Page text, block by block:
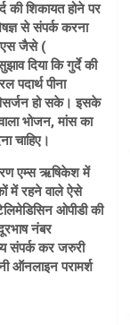
शिकायत होने पर
से संपर्क करना
जैसे (
दिया कि गुर्दे की
पदार्थ पीना
हो सके। इसके
भोजन, मांस का
चाहिए।
एम्स ऋषिकेश में
में रहने वाले ऐसे
ओपीडी की
नंबर
संपर्क कर जरुरी
ऑनलाइन परामर्श